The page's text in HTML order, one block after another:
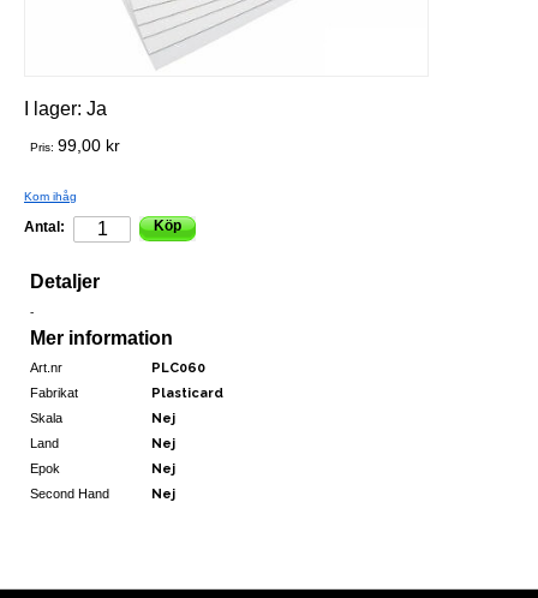
I lager: Ja
Pris: 99,00 kr
Kom ihåg
Antal: Köp
Detaljer
-
Mer information
Art.nr PLC060
Fabrikat Plasticard
Skala Nej
Land Nej
Epok Nej
Second Hand Nej